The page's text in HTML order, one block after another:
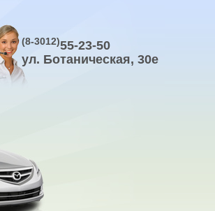
(8-3012)55-23-50
ул. Ботаническая, 30е